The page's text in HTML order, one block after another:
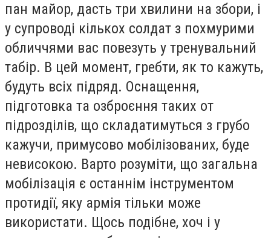
пан майор, дасть три хвилини на збори, і
у супроводі кількох солдат з похмурими
обличчями вас повезуть у тренувальний
табір. В цей момент, гребти, як то кажуть,
будуть всіх підряд. Оснащення,
підготовка та озброєння таких от
підрозділів, що складатимуться з грубо
кажучи, примусово мобілізованих, буде
невисокою. Варто розуміти, що загальна
мобілізація є останнім інструментом
протидії, яку армія тільки може
використати. Щось подібне, хоч і у